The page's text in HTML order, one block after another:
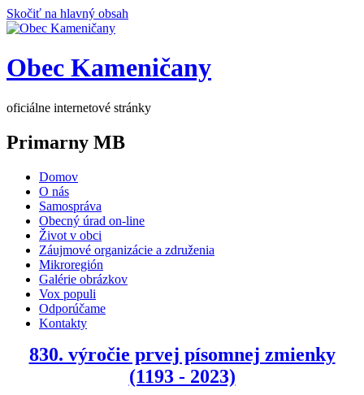
Skočiť na hlavný obsah
Obec Kameničany
oficiálne internetové stránky
Primarny MB
Domov
O nás
Samospráva
Obecný úrad on-line
Život v obci
Záujmové organizácie a združenia
Mikroregión
Galérie obrázkov
Vox populi
Odporúčame
Kontakty
830. výročie prvej písomnej zmienky
(1193 - 2023)